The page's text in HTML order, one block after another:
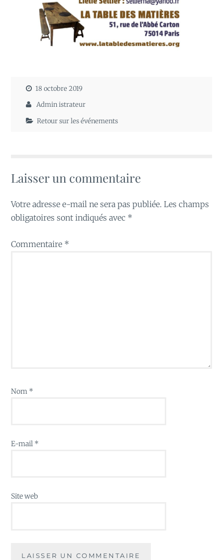
18 octobre 2019
Admin istrateur
Retour sur les événements
Laisser un commentaire
Votre adresse e-mail ne sera pas publiée. Les champs
obligatoires sont indiqués avec *
Commentaire *
Nom *
E-mail *
Site web